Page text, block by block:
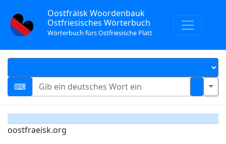
Oostfräisk Woordenbauk
Ostfriesisches Wörterbuch
Wörterbuch fürs Ostfriesische Platt
oostfraeisk.org